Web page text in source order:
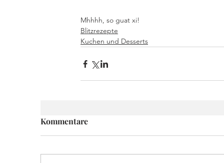
Mhhhh, so guat xi!
Blitzrezepte
Kuchen und Desserts
Kommentare